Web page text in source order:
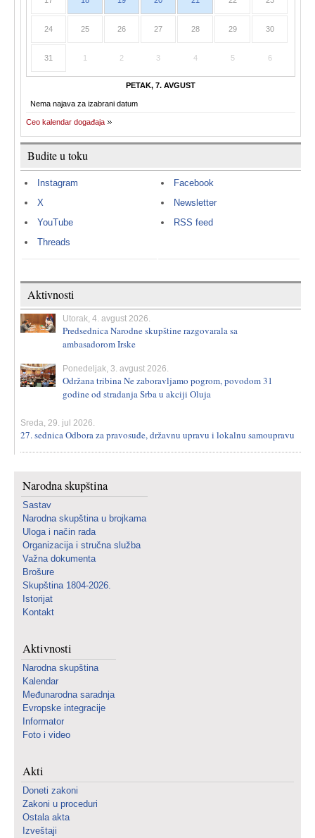
24 25 26 27 28 29 30
31 1 2 3 4 5 6
PETAK, 7. AVGUST
Nema najava za izabrani datum
Ceo kalendar događaja
Budite u toku
Instagram
X
YouTube
Threads
Facebook
Newsletter
RSS feed
Aktivnosti
Utorak, 4. avgust 2026.
Predsednica Narodne skupštine razgovarala sa
ambasadorom Irske
Ponedeljak, 3. avgust 2026.
Održana tribina Ne zaboravljamo pogrom, povodom 31
godine od stradanja Srba u akciji Oluja
Sreda, 29. jul 2026.
27. sednica Odbora za pravosuđe, državnu upravu i lokalnu samoupravu
Narodna skupština
Sastav
Narodna skupština u brojkama
Uloga i način rada
Organizacija i stručna služba
Važna dokumenta
Brošure
Skupština 1804-2026.
Istorijat
Kontakt
Aktivnosti
Narodna skupština
Kalendar
Međunarodna saradnja
Evropske integracije
Informator
Foto i video
Akti
Doneti zakoni
Zakoni u proceduri
Ostala akta
Izveštaji